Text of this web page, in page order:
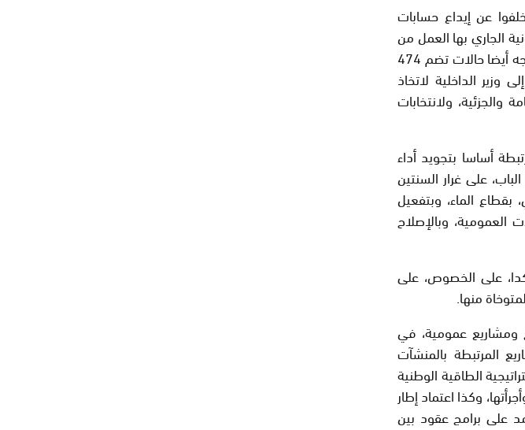
الذين تخلفوا عن إيداع حسابات
الجاري بها العمل من
أجل التصريح بتجريدهم من عضوية مجالس الجماعات الترابية التي انتخبوا بها، ووجه أيضا حالات تضم 474
عن إيداع حسابات حملاتهم الانتخابية، برسم انتخابات 2021، إلى وزير الداخلية لاتخاذ
والجزئية، ولانتخابات
أساسا بتجويد أداء
على غرار السنتين
بقطاع الماء، وبتفعيل
العمومية، وبالإصلاح
على الخصوص، على
منها.
ومشاريع عمومية، في
المرتبطة بالمنشآت
الطاقية الوطنية
وكذا اعتماد إطار
على برامج عقود بين